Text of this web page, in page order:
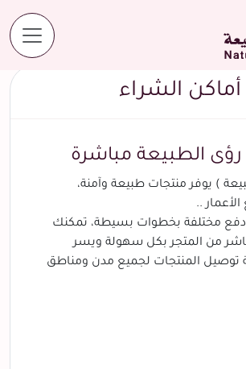
أماكن الشراء
الطبيعة مباشرة
) يوفر منتجات طبيعة وآمنة،
..
مختلفة بخطوات بسيطة، تمكنك
من المتجر بكل سهولة ويسر
توصيل المنتجات لجميع مدن ومناطق